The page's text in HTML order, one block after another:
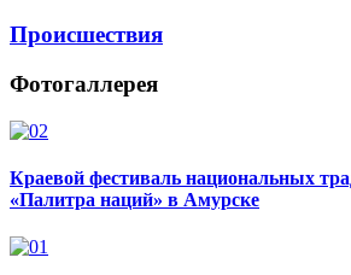
Происшествия
Фотогаллерея
Краевой фестиваль национальных
«Палитра наций» в Амурске